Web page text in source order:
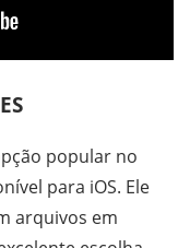
popular no
para iOS. Ele
arquivos em